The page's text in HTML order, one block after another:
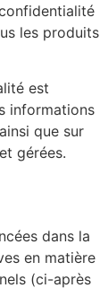
les produits
est
informations
que sur
gérées.
dans la
en matière
(ci-après